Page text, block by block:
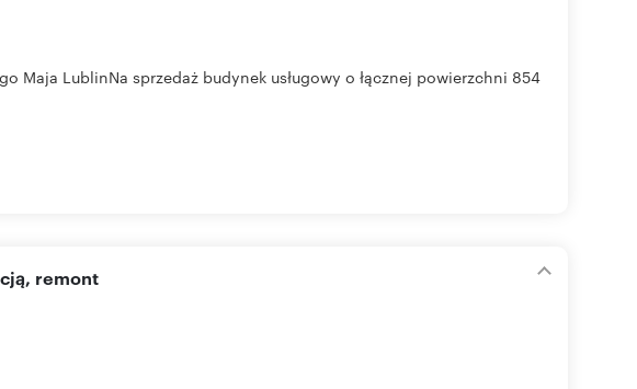
Maja LublinNa sprzedaż budynek usługowy o łącznej powierzchni 854
remont